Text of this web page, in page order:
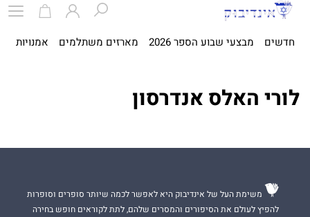
חדשים מבצעי שבוע הספר 2026 מארזים משתלמים אמנויות
‬לורי‭ ‬האלס‭ ‬אנדרסון‭
משימת העל של אינדיבוק היא לאפשר לכמה שיותר סופרים וסופרות
להפיץ לעולם את הסיפורים והמסרים שלהם, לתת לקוראים חופש בחירה